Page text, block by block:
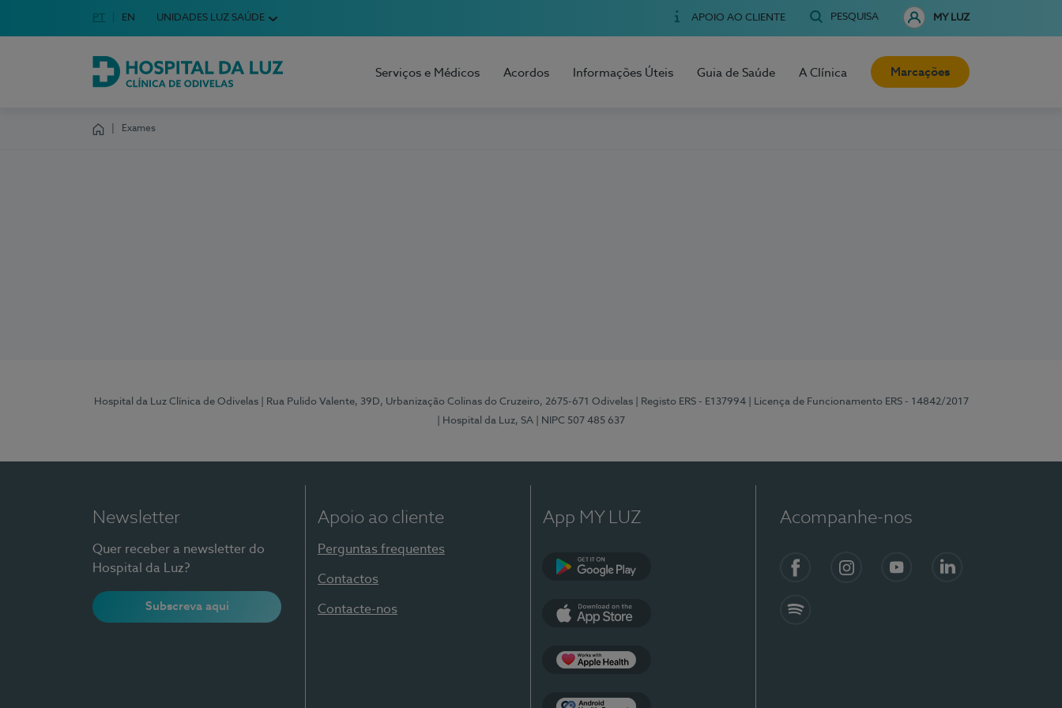
Escolha o seu idioma
Idioma em Português
PT English Language
EN UNIDADES LUZ SAÚDE APOIO AO CLIENTE PESQUISA MY LUZ
Hospital da Luz Clínica de Odivelas
Serviços e Médicos Acordos Informações Úteis Guia de Saúde A Clínica Marcações
Exames
Hospital da Luz Clínica de Odivelas | Rua Pulido Valente, 39D, Urbanização Colinas do Cruzeiro, 2675-671 Odivelas | Registo ERS - E137994
| Licença de Funcionamento ERS - 14842/2017
| Hospital da Luz, SA
| NIPC 507 485 637
Newsletter
Quer receber a newsletter do
Hospital da Luz?
Subscreva aqui
Apoio ao cliente
Perguntas frequentes
Contactos
Contacte-nos
App MY LUZ Acompanhe-nos